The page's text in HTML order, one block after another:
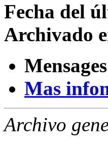
Fecha del
Archivado
Mas
Archivo